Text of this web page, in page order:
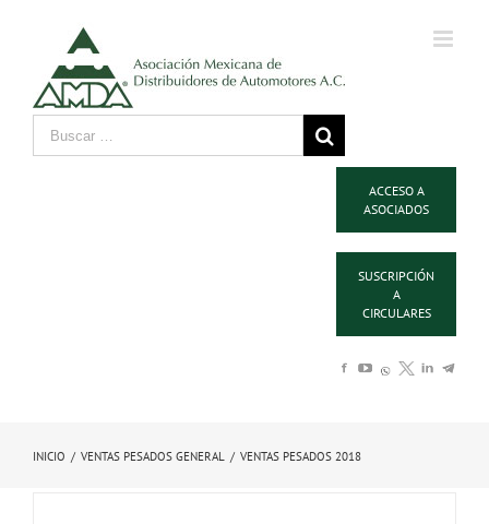
ACCESO A
ASOCIADOS
SUSCRIPCIÓN
A
CIRCULARES
INICIO / VENTAS PESADOS GENERAL / VENTAS PESADOS 2018